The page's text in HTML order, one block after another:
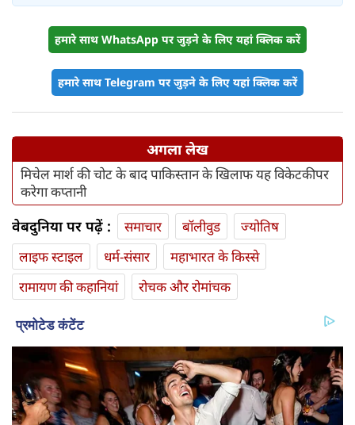
हमारे साथ WhatsApp पर जुड़ने के लिए यहां क्लिक करें
हमारे साथ Telegram पर जुड़ने के लिए यहां क्लिक करें
अगला लेख
मिचेल मार्श की चोट के बाद पाकिस्तान के खिलाफ यह विकेटकीपर
करेगा कप्तानी
वेबदुनिया पर पढ़ें : समाचार बॉलीवुड
ज्योतिष
लाइफ स्‍टाइल
धर्म-संसार
महाभारत के किस्से
रामायण की कहानियां
रोचक और रोमांचक